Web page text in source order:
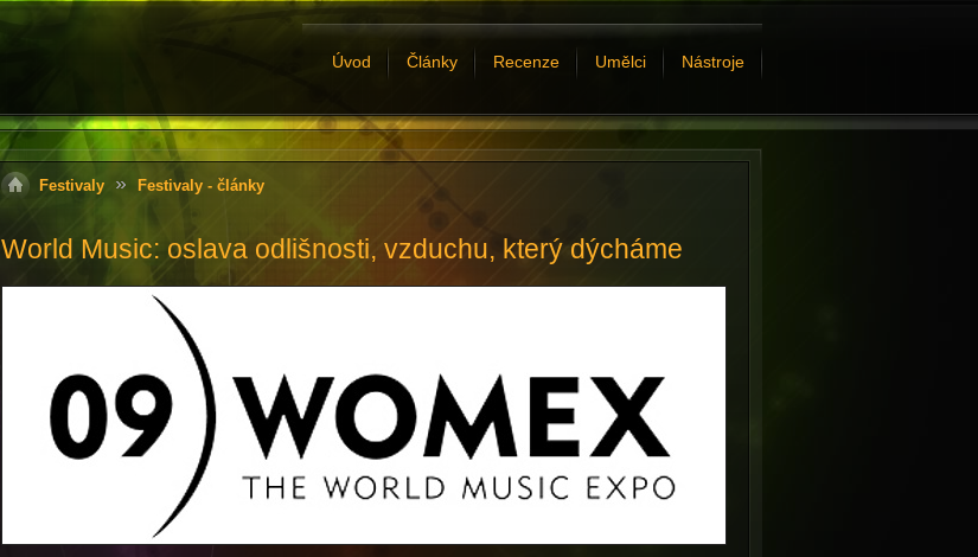
Úvod Články Recenze Umělci Nástroje
Festivaly Festivaly - články
World Music: oslava odlišnosti, vzduchu, který dýcháme